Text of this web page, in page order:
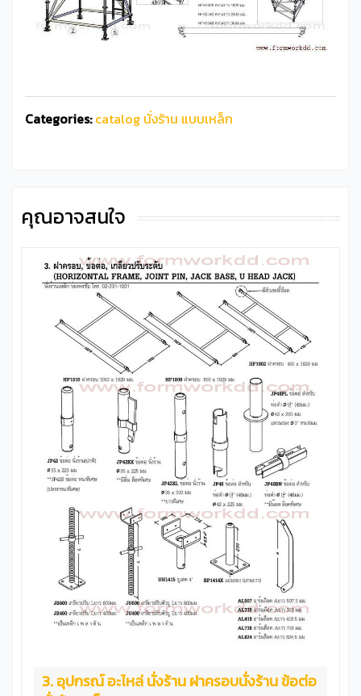
Categories: catalog นั่งร้าน แบบเหล็ก
คุณอาจสนใจ
3. อุปกรณ์ อะไหล่ นั่งร้าน ฝาครอบนั่งร้าน ข้อต่อ